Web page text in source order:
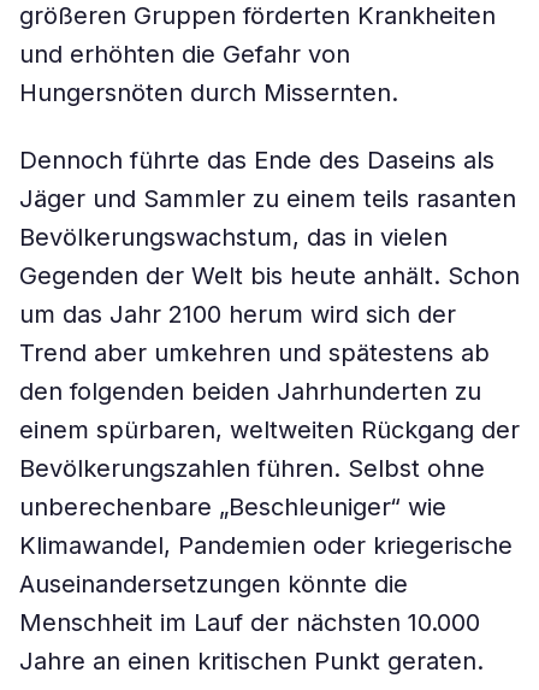
größeren Gruppen förderten Krankheiten
und erhöhten die Gefahr von
Hungersnöten durch Missernten.
Dennoch führte das Ende des Daseins als
Jäger und Sammler zu einem teils rasanten
Bevölkerungswachstum, das in vielen
Gegenden der Welt bis heute anhält. Schon
um das Jahr 2100 herum wird sich der
Trend aber umkehren und spätestens ab
den folgenden beiden Jahrhunderten zu
einem spürbaren, weltweiten Rückgang der
Bevölkerungszahlen führen. Selbst ohne
unberechenbare „Beschleuniger“ wie
Klimawandel, Pandemien oder kriegerische
Auseinandersetzungen könnte die
Menschheit im Lauf der nächsten 10.000
Jahre an einen kritischen Punkt geraten.